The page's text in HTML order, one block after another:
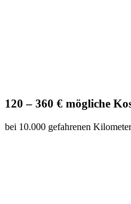
120 – 360 € mögliche
bei 10.000 gefahrenen